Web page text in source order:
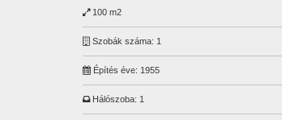
100 m2
Szobák száma: 1
Építés éve: 1955
Hálószoba: 1